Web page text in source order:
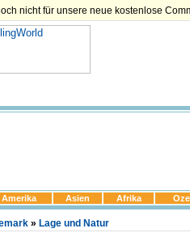
nicht für unsere neue kostenlose
Amerika Asien Afrika
» Lage und Natur